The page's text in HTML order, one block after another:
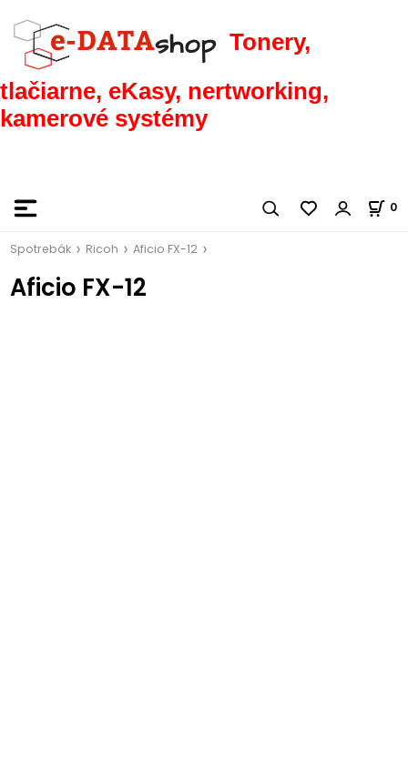
Tonery,
tlačiarne, eKasy, nertworking,
kamerové systémy
0
Spotrebák Ricoh Aficio FX-12
Aficio FX-12